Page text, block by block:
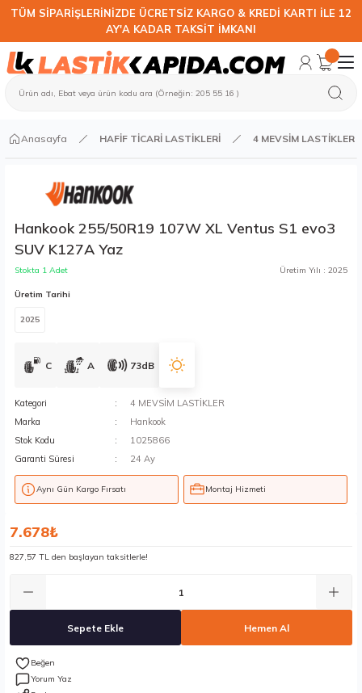
TÜM SİPARİŞLERİNİZDE ÜCRETSİZ KARGO & KREDİ KARTI İLE 12
AY'A KADAR TAKSİT İMKANI
Anasayfa HAFİF TİCARİ LASTİKLERİ 4 MEVSİM LASTİKLER
Hankook 255/50R19 107W XL Ventus S1 evo3
SUV K127A Yaz
Stokta 1 Adet Üretim Yılı : 2025
Üretim Tarihi
2025
C A 73dB
Kategori
4 MEVSİM LASTİKLER
Marka
Hankook
Stok Kodu
1025866
Garanti Süresi
24 Ay
Aynı Gün Kargo Fırsatı Montaj Hizmeti
7.678₺
827,57 TL den başlayan taksitlerle!
Sepete Ekle Hemen Al
Yorum Yaz